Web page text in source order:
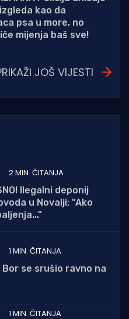
kao da
psa u more, no
mijenja baš sve!
JOŠ VIJESTI
2 MIN. ČITANJA
Ilegalni deponij
u Novalji: "Ako
1 MIN. ČITANJA
Bor se srušio ravno na
1 MIN. ČITANJA